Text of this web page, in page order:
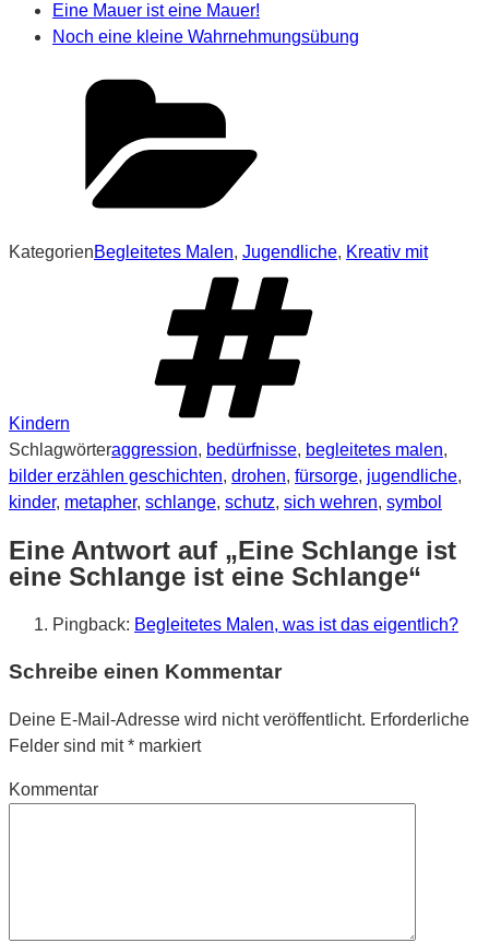
Eine Mauer ist eine Mauer!
Noch eine kleine Wahrnehmungsübung
KategorienBegleitetes Malen, Jugendliche, Kreativ mit
Kindern
Schlagwörteraggression, bedürfnisse, begleitetes malen,
bilder erzählen geschichten, drohen, fürsorge, jugendliche,
kinder, metapher, schlange, schutz, sich wehren, symbol
Eine Antwort auf „Eine Schlange ist
eine Schlange ist eine Schlange“
Pingback: Begleitetes Malen, was ist das eigentlich?
Schreibe einen Kommentar
Deine E-Mail-Adresse wird nicht veröffentlicht. Erforderliche
Felder sind mit* markiert
Kommentar